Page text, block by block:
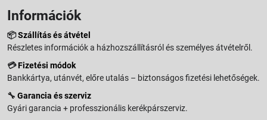
Információk
📦Szállítás és átvétel
Részletes információk a házhozszállításról és személyes átvételről.
💳Fizetési módok
Bankkártya, utánvét, előre utalás – biztonságos fizetési lehetőségek.
🔧 Garancia és szerviz
Gyári garancia + professzionális kerékpárszerviz.